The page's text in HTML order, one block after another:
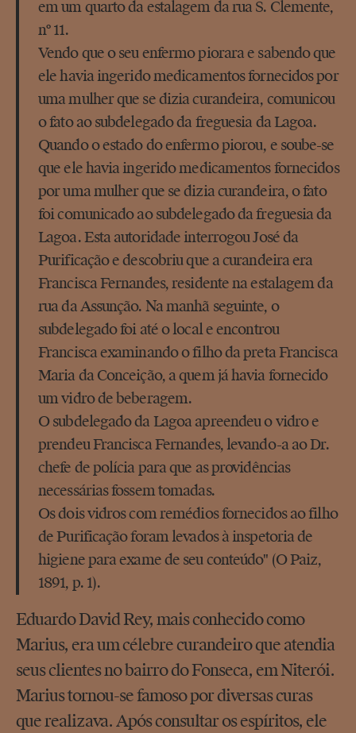
em um quarto da estalagem da rua S. Clemente,
nº 11.
Vendo que o seu enfermo piorara e sabendo que
ele havia ingerido medicamentos fornecidos por
uma mulher que se dizia curandeira, comunicou
o fato ao subdelegado da freguesia da Lagoa.
Quando o estado do enfermo piorou, e soube-se
que ele havia ingerido medicamentos fornecidos
por uma mulher que se dizia curandeira, o fato
foi comunicado ao subdelegado da freguesia da
Lagoa. Esta autoridade interrogou José da
Purificação e descobriu que a curandeira era
Francisca Fernandes, residente na estalagem da
rua da Assunção. Na manhã seguinte, o
subdelegado foi até o local e encontrou
Francisca examinando o filho da preta Francisca
Maria da Conceição, a quem já havia fornecido
um vidro de beberagem.
O subdelegado da Lagoa apreendeu o vidro e
prendeu Francisca Fernandes, levando-a ao Dr.
chefe de polícia para que as providências
necessárias fossem tomadas.
Os dois vidros com remédios fornecidos ao filho
de Purificação foram levados à inspetoria de
higiene para exame de seu conteúdo" (O Paiz,
1891, p. 1).
Eduardo David Rey, mais conhecido como
Marius, era um célebre curandeiro que atendia
seus clientes no bairro do Fonseca, em Niterói.
Marius tornou-se famoso por diversas curas
que realizava. Após consultar os espíritos, ele